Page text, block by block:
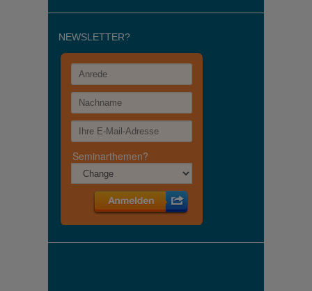
NEWSLETTER?